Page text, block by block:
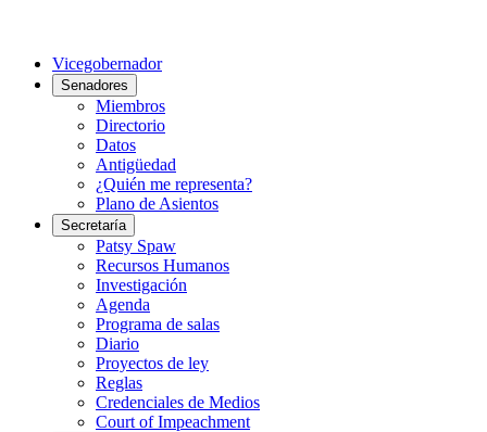
Vicegobernador
Senadores
Miembros
Directorio
Datos
Antigüedad
¿Quién me representa?
Plano de Asientos
Secretaría
Patsy Spaw
Recursos Humanos
Investigación
Agenda
Programa de salas
Diario
Proyectos de ley
Reglas
Credenciales de Medios
Court of Impeachment